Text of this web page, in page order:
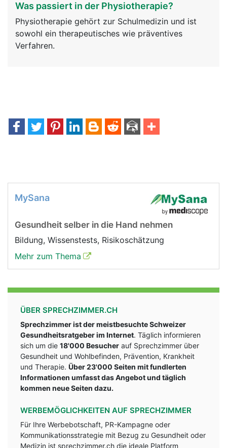
Was passiert in der Physiotherapie?
Physiotherapie gehört zur Schulmedizin und ist
sowohl ein therapeutisches wie präventives
Verfahren.
MySana
Gesundheit selber in die Hand nehmen
Bildung, Wissenstests, Risikoschätzung
Mehr zum Thema
ÜBER SPRECHZIMMER.CH
Sprechzimmer ist der meistbesuchte Schweizer
Gesundheitsratgeber im Internet. Täglich informieren
sich um die 18'000 Besucher auf Sprechzimmer über
Gesundheit und Wohlbefinden, Prävention, Krankheit
und Therapie. Über 23'000 Seiten mit fundlerten
Informationen umfasst das Angebot und täglich
kommen neue Seiten dazu.
WERBEMÖGLICHKEITEN AUF SPRECHZIMMER
Für Ihre Werbebotschaft, PR-Kampagne oder
Kommunikationsstrategie mit Bezug zu Gesundheit oder
Medizin ist sprechzimmer.ch die ideale Platform